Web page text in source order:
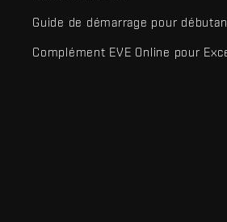
Guide de démarrage pour
Complément EVE Online pour